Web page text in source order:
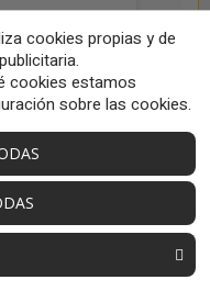
cookies propias y de
cookies estamos
sobre las cookies.